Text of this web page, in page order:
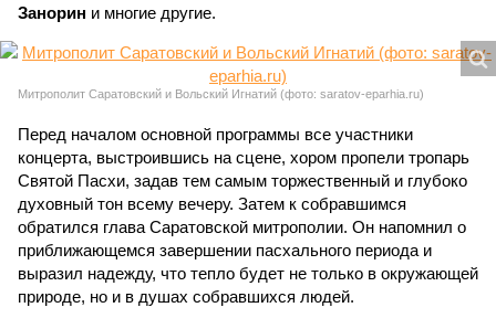
Занорин и многие другие.
Митрополит Саратовский и Вольский Игнатий (фото: saratov-eparhia.ru)
Перед началом основной программы все участники
концерта, выстроившись на сцене, хором пропели тропарь
Святой Пасхи, задав тем самым торжественный и глубоко
духовный тон всему вечеру. Затем к собравшимся
обратился глава Саратовской митрополии. Он напомнил о
приближающемся завершении пасхального периода и
выразил надежду, что тепло будет не только в окружающей
природе, но и в душах собравшихся людей.